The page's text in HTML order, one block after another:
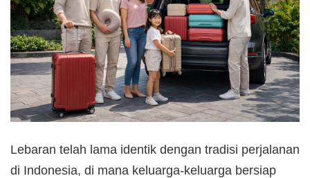
Lebaran telah lama identik dengan tradisi perjalanan
di Indonesia, di mana keluarga-keluarga bersiap